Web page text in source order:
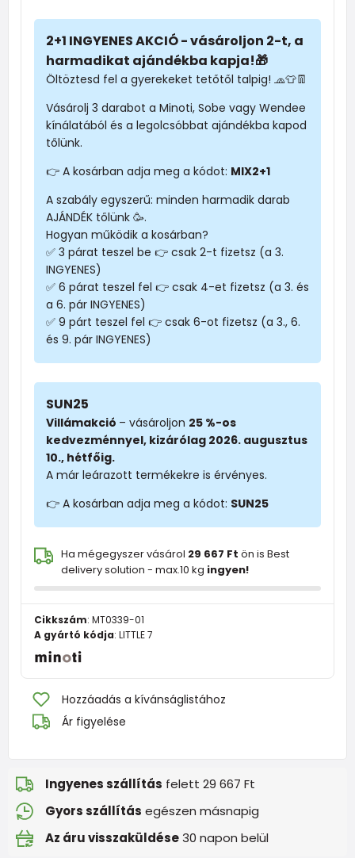
2+1 INGYENES AKCIÓ - vásároljon 2-t, a
harmadikat ajándékba kapja!🎁
Öltöztesd fel a gyerekeket tetőtől talpig! 🧢👕👖
Vásárolj 3 darabot a Minoti, Sobe vagy Wendee
kínálatából és a legolcsóbbat ajándékba kapod
tőlünk.
👉 A kosárban adja meg a kódot: MIX2+1
A szabály egyszerű: minden harmadik darab
AJÁNDÉK tőlünk 🥳.
Hogyan működik a kosárban?
✅ 3 párat teszel be 👉 csak 2-t fizetsz (a 3.
INGYENES)
✅ 6 párat teszel fel 👉 csak 4-et fizetsz (a 3. és
a 6. pár INGYENES)
✅ 9 párt teszel fel 👉 csak 6-ot fizetsz (a 3., 6.
és 9. pár INGYENES)
SUN25
Villámakció – vásároljon 25 %-os
kedvezménnyel, kizárólag 2026. augusztus
10., hétfőig.
A már leárazott termékekre is érvényes.
👉 A kosárban adja meg a kódot: SUN25
Ha mégegyszer vásárol 29 667 Ft ön is Best
delivery solution - max.10 kg ingyen!
Cikkszám: MT0339-01
A gyártó kódja: LITTLE 7
Hozzáadás a kívánságlistához
Ár figyelése
Ingyenes szállítás felett 29 667 Ft
Gyors szállítás egészen másnapig
Az áru visszaküldése30 napon belül